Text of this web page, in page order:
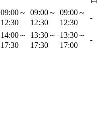
09:00～
12:30
09:00～
12:30
09:00～
12:30
-
14:00～
17:30
13:30～
17:30
13:30～
17:00
-